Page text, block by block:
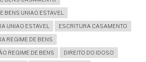
BENS UNIAO ESTAVEL
UNIAO ESTAVEL
ESCRITURA CASAMENTO
REGIME DE BENS
REGIME DE BENS
DIREITO DO IDOSO